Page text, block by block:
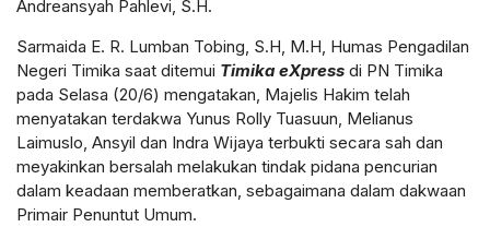
Andreansyah Pahlevi, S.H.
Sarmaida E. R. Lumban Tobing, S.H, M.H, Humas Pengadilan
Negeri Timika saat ditemui Timika eXpress di PN Timika
pada Selasa (20/6) mengatakan, Majelis Hakim telah
menyatakan terdakwa Yunus Rolly Tuasuun, Melianus
Laimuslo, Ansyil dan Indra Wijaya terbukti secara sah dan
meyakinkan bersalah melakukan tindak pidana pencurian
dalam keadaan memberatkan, sebagaimana dalam dakwaan
Primair Penuntut Umum.